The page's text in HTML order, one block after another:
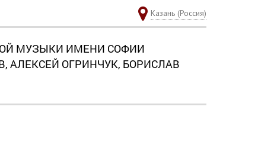
Казань (Россия)
МУЗЫКИ ИМЕНИ СОФИИ
АЛЕКСЕЙ ОГРИНЧУК, БОРИСЛАВ